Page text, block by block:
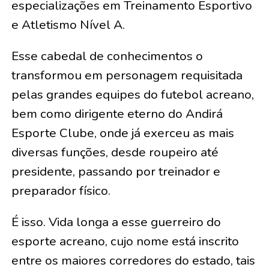
especializações em Treinamento Esportivo
e Atletismo Nível A.
Esse cabedal de conhecimentos o
transformou em personagem requisitada
pelas grandes equipes do futebol acreano,
bem como dirigente eterno do Andirá
Esporte Clube, onde já exerceu as mais
diversas funções, desde roupeiro até
presidente, passando por treinador e
preparador físico.
É isso. Vida longa a esse guerreiro do
esporte acreano, cujo nome está inscrito
entre os maiores corredores do estado, tais